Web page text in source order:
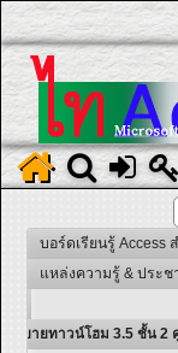
บอร์ดเรียนรู้ Access
แหล่งความรู้ & ประ
ขายทาวน์โฮม 3.5 ชั้น 2